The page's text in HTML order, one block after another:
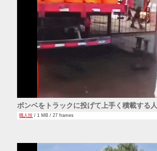
ボンベをトラックに投げて上手く積載する人
職人技 / 1 MB / 27 frames